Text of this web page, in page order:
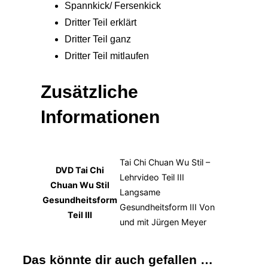
Spannkick/ Fersenkick
Dritter Teil erklärt
Dritter Teil ganz
Dritter Teil mitlaufen
Zusätzliche
Informationen
DVD Tai Chi
Chuan Wu Stil
Gesundheitsform
Teil III
Tai Chi Chuan Wu Stil –
Lehrvideo Teil III
Langsame
Gesundheitsform III Von
und mit Jürgen Meyer
Das könnte dir auch gefallen …